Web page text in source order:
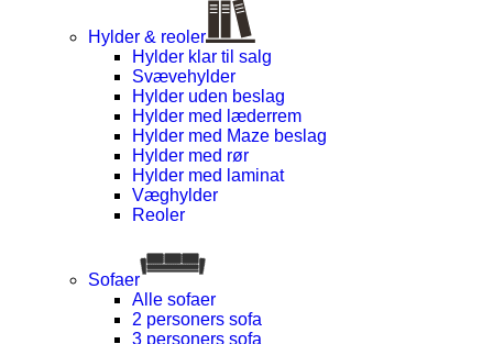
Hylder & reoler
Hylder klar til salg
Svævehylder
Hylder uden beslag
Hylder med læderrem
Hylder med Maze beslag
Hylder med rør
Hylder med laminat
Væghylder
Reoler
Sofaer
Alle sofaer
2 personers sofa
3 personers sofa